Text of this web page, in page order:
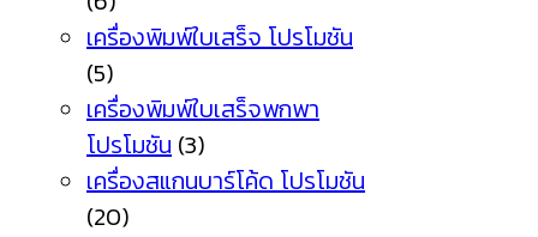
เครื่องพิมพ์ใบเสร็จ โปรโมชัน
(5)
เครื่องพิมพ์ใบเสร็จพกพา
โปรโมชัน (3)
เครื่องสแกนบาร์โค้ด โปรโมชัน
(20)